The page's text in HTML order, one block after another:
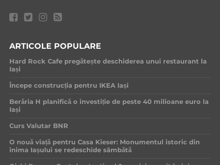
ARTICOLE POPULARE
Hard Rock Cafe pregătește deschiderea unui restaurant la
Iași
Începe construcția pentru IKEA Iași
Berăria H planifică o investiție de peste 40 milioane euro la
Iași
Curs Valutar BNR
O nouă viață pentru Casa Kieser: Monumentul istoric din
inima Iașului se redeschide sâmbătă